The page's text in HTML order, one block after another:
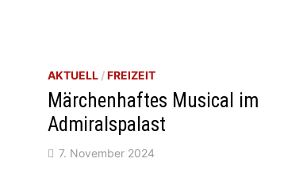
AKTUELL/FREIZEIT
Märchenhaftes Musical im
Admiralspalast
7. November 2024